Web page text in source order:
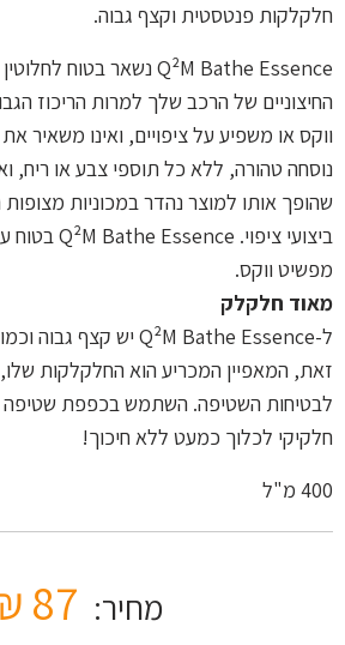
חלקלקות פנטסטית וקצף גבוה.
Q²M Bathe Essence
נשאר בטוח
החיצוניים של הרכב שלך למרות הריכוז
ווקס או משפיע על ציפויים, ואינו משאיר
נוסחה טהורה, ללא כל תוספי צבע או ריח,
שהופך אותו למוצר נהדר במכוניות
ביצועי ציפוי. Essence
בטוח
מפשיט ווקס.
מאוד חלקלק
ל-Q²M Bathe
Essence
יש קצף גבוה
זאת, המאפיין המכריע הוא החלקלקות
לבטיחות השטיפה. השתמש בכפפת שטיפה
חלקיקי לכלוך כמעט ללא חיכוך!
400 מ"ל
מחיר: 87